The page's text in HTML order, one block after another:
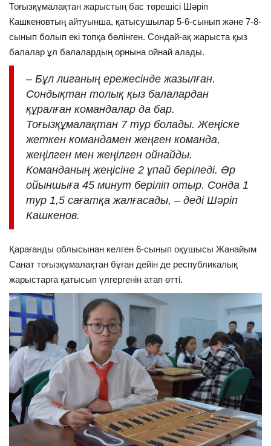
Тоғызқұмалақтан жарыстың бас төрешісі Шәріп
Кашкеновтың айтуынша, қатысушылар 5-6-сынып және 7-8-
сынып болып екі топқа бөлінген. Сондай-ақ жарыста қыз
балалар ұл балалардың орнына ойнай алады.
– Бұл лиганың ережесінде жазылған.
Сондықтан толық қыз балалардан
құралған командалар да бар.
Тоғызқұмалақтан 7 тур болады. Жеңіске
жеткен командамен жеңген команда,
жеңілген мен жеңілген ойнайды.
Команданың жеңісіне 2 ұпай беріледі. Әр
ойыншыға 45 минут беріліп отыр. Сонда 1
тур 1,5 сағатқа жалғасады, – деді Шәріп
Кашкенов.
Қарағанды облысынан келген 6-сынып оқушысы Жанайым
Санат тоғызқұмалақтан бұған дейін де республикалық
жарыстарға қатысып үлгергенін атап өтті.